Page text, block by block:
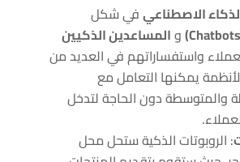
الاصطناعيفي شكل
والمساعدين الذكيين
واستفساراتهم في العديد من
يمكنها التعامل مع
والمتوسطة دون الحاجة لتدخل
: الروبوتات الذكية ستحل محل